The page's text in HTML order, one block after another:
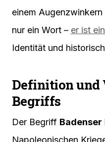
einem
nur ein Wort – er ist
Identität und
Definition und
Begriffs
Der Begriff Badenser
Napoleonischen